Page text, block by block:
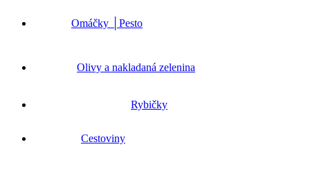
Omáčky │Pesto
Olivy a nakladaná zelenina
Rybičky
Cestoviny